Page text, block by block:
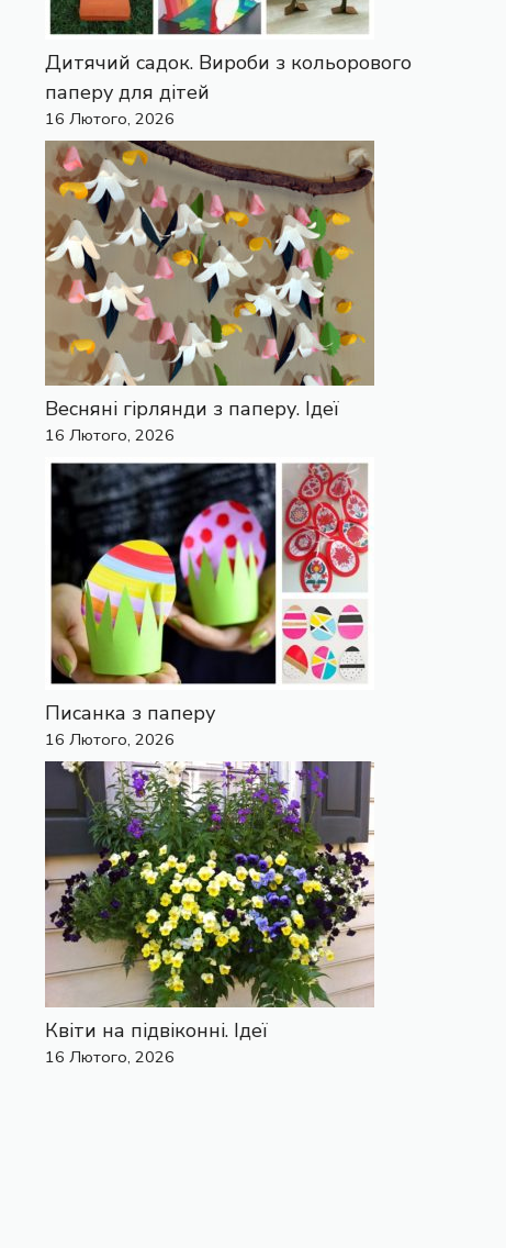
Дитячий садок. Вироби з кольорового
паперу для дітей
16 Лютого, 2026
Весняні гірлянди з паперу. Ідеї
16 Лютого, 2026
Писанка з паперу
16 Лютого, 2026
Квіти на підвіконні. Ідеї
16 Лютого, 2026